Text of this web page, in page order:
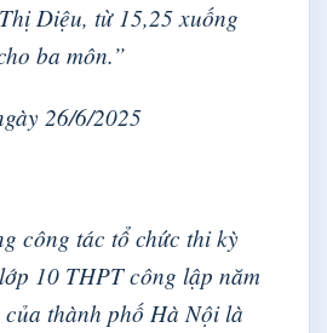
Diệu, từ 15,25 xuống
ba môn.”
26/6/2025
công tác tổ chức thi kỳ
10 THPT công lập năm
thành phố Hà Nội là